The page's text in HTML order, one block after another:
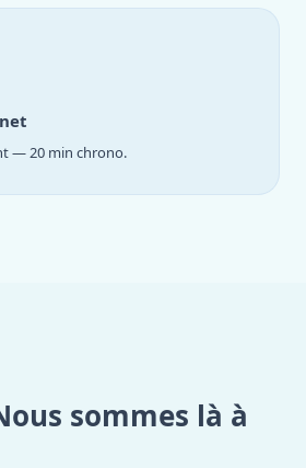
— 20 min chrono.
sommes là à